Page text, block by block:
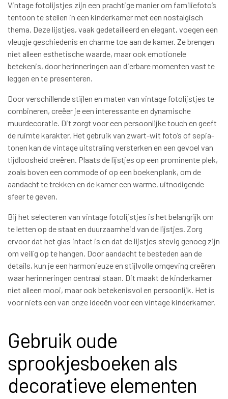
Vintage fotolijstjes zijn een prachtige manier om familiefoto’s
tentoon te stellen in een kinderkamer met een nostalgisch
thema. Deze lijstjes, vaak gedetailleerd en elegant, voegen een
vleugje geschiedenis en charme toe aan de kamer. Ze brengen
niet alleen esthetische waarde, maar ook emotionele
betekenis, door herinneringen aan dierbare momenten vast te
leggen en te presenteren.
Door verschillende stijlen en maten van vintage fotolijstjes te
combineren, creëer je een interessante en dynamische
muurdecoratie. Dit zorgt voor een persoonlijke touch en geeft
de ruimte karakter. Het gebruik van zwart-wit foto’s of sepia-
tonen kan de vintage uitstraling versterken en een gevoel van
tijdloosheid creëren. Plaats de lijstjes op een prominente plek,
zoals boven een commode of op een boekenplank, om de
aandacht te trekken en de kamer een warme, uitnodigende
sfeer te geven.
Bij het selecteren van vintage fotolijstjes is het belangrijk om
te letten op de staat en duurzaamheid van de lijstjes. Zorg
ervoor dat het glas intact is en dat de lijstjes stevig genoeg zijn
om veilig op te hangen. Door aandacht te besteden aan de
details, kun je een harmonieuze en stijlvolle omgeving creëren
waar herinneringen centraal staan. Dit maakt de kinderkamer
niet alleen mooi, maar ook betekenisvol en persoonlijk. Het is
voor niets een van onze ideeën voor een vintage kinderkamer.
Gebruik oude
sprookjesboeken als
decoratieve elementen